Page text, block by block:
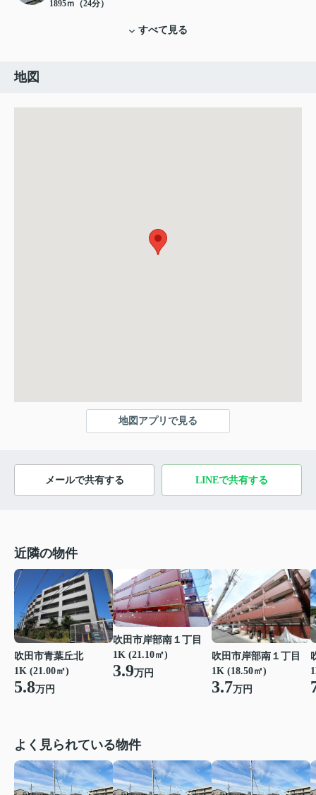
1895ｍ（24分）
すべて見る
地図
地図アプリで見る
メールで共有する LINEで共有する
近隣の物件
吹田市青葉丘北
1K (21.00㎡)
5.8万円
吹田市岸部南１丁目
1K (21.10㎡)
3.9万円
吹田市岸部南１丁目
1K (18.50㎡)
3.7万円
よく見られている物件